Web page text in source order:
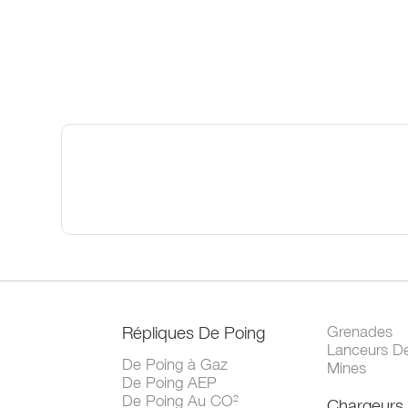
Répliques De Poing
De Poing à Gaz
De Poing AEP
De Poing Au CO²
Grenades
Lanceurs
Mines